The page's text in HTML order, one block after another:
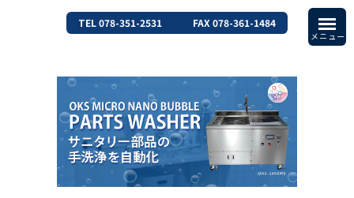
TEL 078-351-2531 FAX 078-361-1484